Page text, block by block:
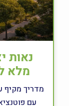
נאות
מלא
מדריך מקיף
עם